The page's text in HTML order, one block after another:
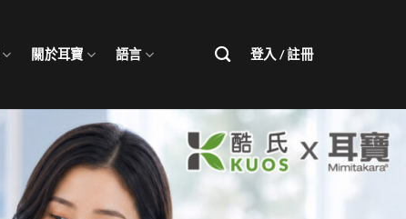
關於耳寶 語言 登入 / 註冊